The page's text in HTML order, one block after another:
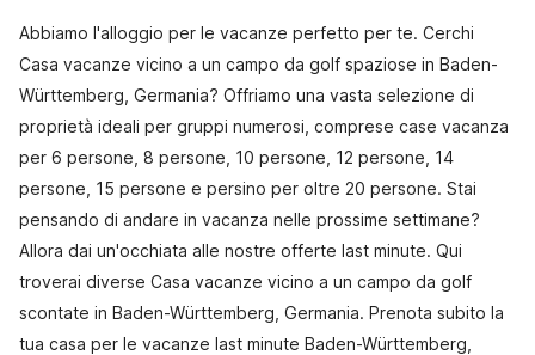
Abbiamo l'alloggio per le vacanze perfetto per te. Cerchi
Casa vacanze vicino a un campo da golf spaziose in Baden-
Württemberg, Germania? Offriamo una vasta selezione di
proprietà ideali per gruppi numerosi, comprese case vacanza
per 6 persone, 8 persone, 10 persone, 12 persone, 14
persone, 15 persone e persino per oltre 20 persone. Stai
pensando di andare in vacanza nelle prossime settimane?
Allora dai un'occhiata alle nostre offerte last minute. Qui
troverai diverse Casa vacanze vicino a un campo da golf
scontate in Baden-Württemberg, Germania. Prenota subito la
tua casa per le vacanze last minute Baden-Württemberg,